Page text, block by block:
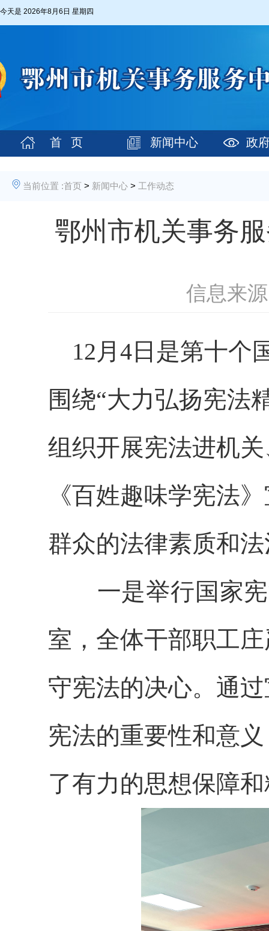
今天是 2026年8月6日 星期四
首 页 新闻中心 政
当前位置 :首页 > 新闻中心 > 工作动态
鄂州市机关事务
信息来
12月4日是第十个
围绕“大力弘扬宪法
组织开展宪法进机关
《百姓趣味学宪法》
群众的法律素质和
一是举行国家
室，全体干部职工
守宪法的决心。通
宪法的重要性和意
了有力的思想保障